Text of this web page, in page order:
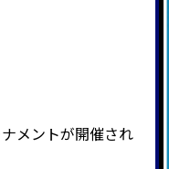
メントが開催され